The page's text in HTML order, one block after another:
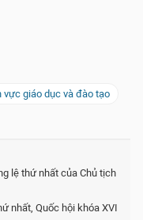
vực giáo dục và đào tạo
lệ thứ nhất của Chủ tịch
nhất, Quốc hội khóa XVI